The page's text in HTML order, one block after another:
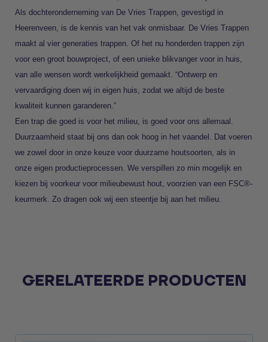
Als dochteronderneming van De Vries Trappen, gevestigd in
Heerenveen, is de kennis van het vak onmisbaar. De Vries Trappen
maakt al vier generaties trappen. Of het nu honderden trappen zijn
voor een groot bouwproject, of een unieke blikvanger voor in huis,
van alle wensen wordt werkelijkheid gemaakt. “Ontwerp en
vervaardiging doen wij in eigen huis, zodat we altijd de beste
kwaliteit kunnen garanderen.”
Een trap die goed is voor het milieu, is goed voor ons allemaal.
Duurzaamheid staat bij ons dan ook hoog in het vaandel. Dat voeren
we zowel door in onze keuze voor duurzame houtsoorten, als in
onze eigen productieprocessen. We verspillen zo min mogelijk en
kiezen bij voorkeur voor milieubewust hout, voorzien van een FSC®-
keurmerk. Zo dragen ook wij een steentje bij aan het milieu.
GERELATEERDE PRODUCTEN